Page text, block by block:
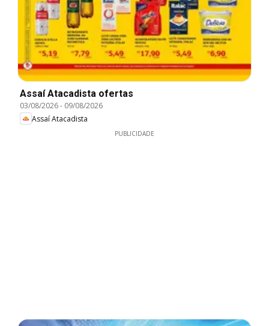
Assaí Atacadista ofertas
03/08/2026- 09/08/2026
Assaí Atacadista
PUBLICIDADE